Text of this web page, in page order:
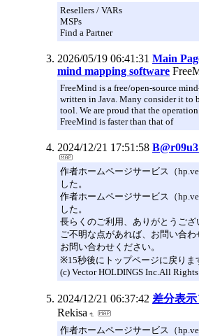
Resellers / VARs
MSPs
Find a Partner
2026/05/19 06:41:31 Main
mind mapping software
FreeMind is a free/open-source
written in Java. Many consider it to
tool. We are proud that the
FreeMind is faster than that of
2024/12/21 17:51:58
作者ホームページサービス（
した。
作者ホームページサービス（
した。
長らくのご利用、ありがとうござ
ご不明な点があれば、お問い合わ
お問い合わせください。
※15秒後にトップページに戻りま
(c) Vector HOLDINGS Inc.All Rights
2024/12/21 06:37:42 差分表示
Rekisa
作者ホームページサービス（